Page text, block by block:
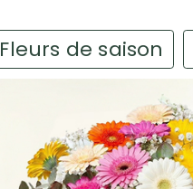
Fleurs de saison